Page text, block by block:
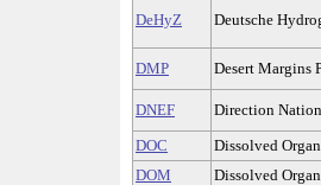
DeHyZ Deutsche
DMP Desert Margins
DNEF
Direction
DOC
Dissolved
DOM
Dissolved